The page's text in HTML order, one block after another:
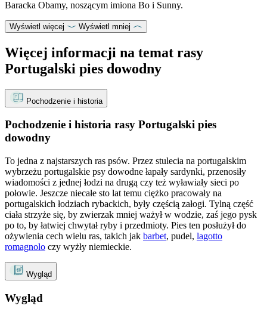
Baracka Obamy, noszącym imiona Bo i Sunny.
Wyświetl więcej Wyświetl mniej
Więcej informacji na temat rasy
Portugalski pies dowodny
Pochodzenie i historia
Pochodzenie i historia rasy Portugalski pies
dowodny
To jedna z najstarszych ras psów. Przez stulecia na portugalskim
wybrzeżu portugalskie psy dowodne łapały sardynki, przenosiły
wiadomości z jednej łodzi na drugą czy też wyławiały sieci po
połowie. Jeszcze niecałe sto lat temu ciężko pracowały na
portugalskich łodziach rybackich, były częścią załogi. Tylną część
ciała strzyże się, by zwierzak mniej ważył w wodzie, zaś jego pysk
po to, by łatwiej chwytał ryby i przedmioty. Pies ten posłużył do
ożywienia cech wielu ras, takich jak barbet, pudel, lagotto
romagnolo czy wyżły niemieckie.
Wygląd
Wygląd